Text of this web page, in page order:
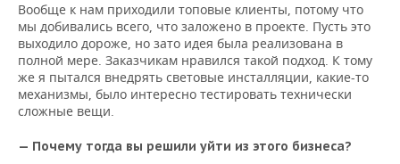
Вообще к нам приходили топовые клиенты, потому что
мы добивались всего, что заложено в проекте. Пусть это
выходило дороже, но зато идея была реализована в
полной мере. Заказчикам нравился такой подход. К тому
же я пытался внедрять световые инсталляции, какие-то
механизмы, было интересно тестировать технически
сложные вещи.
— Почему тогда вы решили уйти из этого бизнеса?